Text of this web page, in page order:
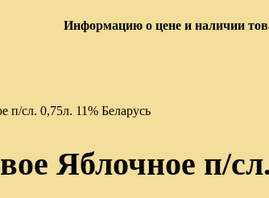
Информацию о цене и наличии
п/сл. 0,75л. 11% Беларусь
Яблочное п/